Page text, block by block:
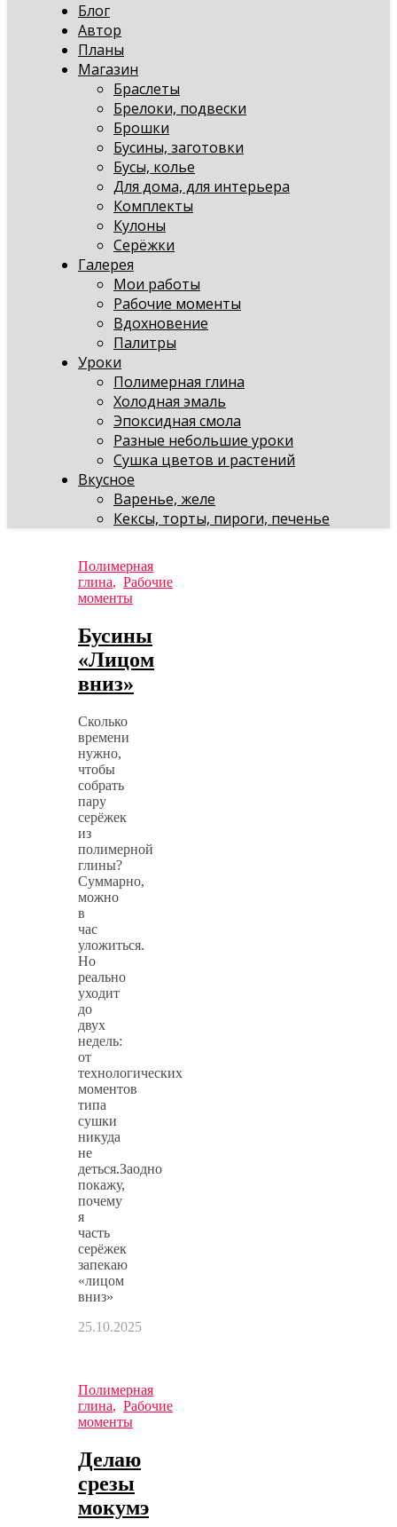
Блог
Автор
Планы
Магазин
Браслеты
Брелоки, подвески
Брошки
Бусины, заготовки
Бусы, колье
Для дома, для интерьера
Комплекты
Кулоны
Серёжки
Галерея
Мои работы
Рабочие моменты
Вдохновение
Палитры
Уроки
Полимерная глина
Холодная эмаль
Эпоксидная смола
Разные небольшие уроки
Сушка цветов и растений
Вкусное
Варенье, желе
Кексы, торты, пироги, печенье
Полимерная
глина, Рабочие
моменты
Бусины
«Лицом
вниз»
Сколько
времени
нужно,
чтобы
собрать
пару
серёжек
из
полимерной
глины?
Суммарно,
можно
в
час
уложиться.
Но
реально
уходит
до
двух
недель:
от
технологических
моментов
типа
сушки
никуда
не
деться.Заодно
покажу,
почему
я
часть
серёжек
запекаю
«лицом
вниз»
25.10.2025
Полимерная
глина, Рабочие
моменты
Делаю
срезы
мокумэ